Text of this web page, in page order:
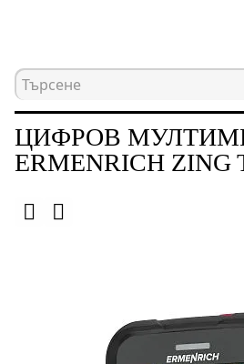
Начална страница
ЦИФРОВ
ERMENRICH ZING